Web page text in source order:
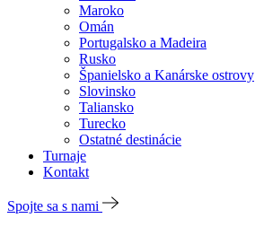
Maroko
Omán
Portugalsko a Madeira
Rusko
Španielsko a Kanárske ostrovy
Slovinsko
Taliansko
Turecko
Ostatné destinácie
Turnaje
Kontakt
Spojte sa s nami